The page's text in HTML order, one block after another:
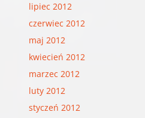
lipiec 2012
czerwiec 2012
maj 2012
kwiecień 2012
marzec 2012
luty 2012
styczeń 2012